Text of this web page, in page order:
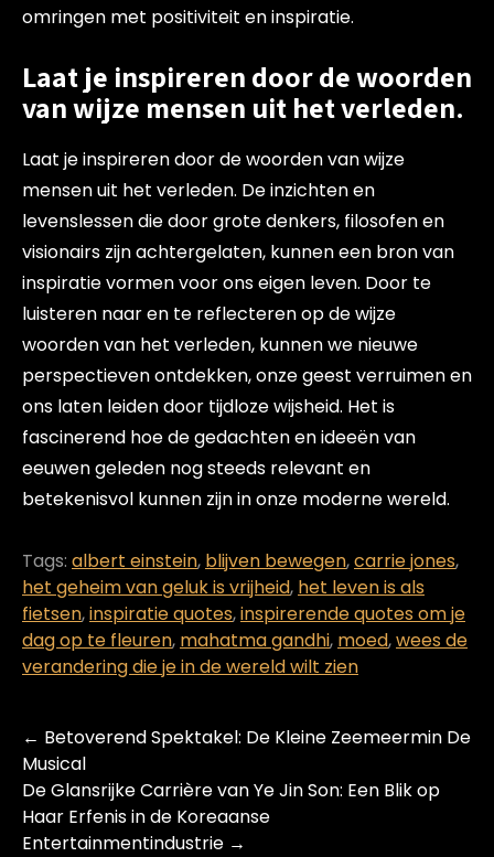
omringen met positiviteit en inspiratie.
Laat je inspireren door de woorden
van wijze mensen uit het verleden.
Laat je inspireren door de woorden van wijze
mensen uit het verleden. De inzichten en
levenslessen die door grote denkers, filosofen en
visionairs zijn achtergelaten, kunnen een bron van
inspiratie vormen voor ons eigen leven. Door te
luisteren naar en te reflecteren op de wijze
woorden van het verleden, kunnen we nieuwe
perspectieven ontdekken, onze geest verruimen en
ons laten leiden door tijdloze wijsheid. Het is
fascinerend hoe de gedachten en ideeën van
eeuwen geleden nog steeds relevant en
betekenisvol kunnen zijn in onze moderne wereld.
Tags: albert einstein, blijven bewegen,carrie jones,
het geheim van geluk is vrijheid, het leven is als
fietsen,inspiratie quotes,inspirerende quotes om je
dag op te fleuren, mahatma gandhi, moed,wees de
verandering die je in de wereld wilt zien
Post
navigation
← Betoverend Spektakel: De Kleine Zeemeermin De
Musical
De Glansrijke Carrière van Ye Jin Son: Een Blik op
Haar Erfenis in de Koreaanse
Entertainmentindustrie →